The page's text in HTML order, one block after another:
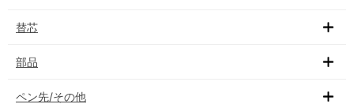
替芯
部品
ペン先/その他